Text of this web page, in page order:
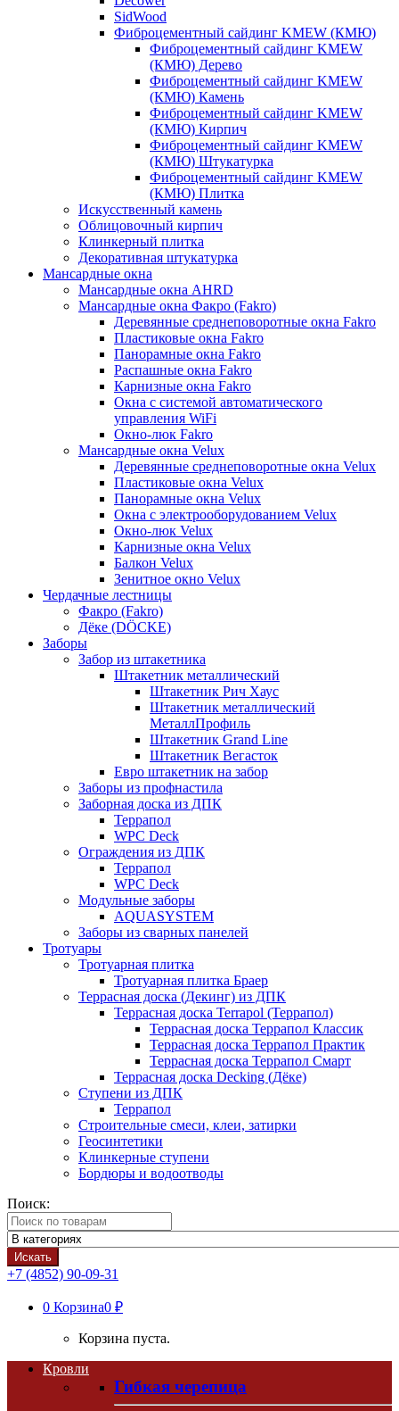
SidWood
Фиброцементный сайдинг KMEW (КМЮ)
Фиброцементный сайдинг KMEW
(КМЮ) Дерево
Фиброцементный сайдинг KMEW
(КМЮ) Камень
Фиброцементный сайдинг KMEW
(КМЮ) Кирпич
Фиброцементный сайдинг KMEW
(КМЮ) Штукатурка
Фиброцементный сайдинг KMEW
(КМЮ) Плитка
Искусственный камень
Облицовочный кирпич
Клинкерный плитка
Декоративная штукатурка
Мансардные окна
Мансардные окна AHRD
Мансардные окна Факро (Fakro)
Деревянные среднеповоротные окна Fakro
Пластиковые окна Fakro
Панорамные окна Fakro
Распашные окна Fakro
Карнизные окна Fakro
Окна с системой автоматического
управления WiFi
Окно-люк Fakro
Мансардные окна Velux
Деревянные среднеповоротные окна Velux
Пластиковые окна Velux
Панорамные окна Velux
Окна с электрооборудованием Velux
Окно-люк Velux
Карнизные окна Velux
Балкон Velux
Зенитное окно Velux
Чердачные лестницы
Факро (Fakro)
Дёке (DÖCKE)
Заборы
Забор из штакетника
Штакетник металлический
Штакетник Рич Хаус
Штакетник металлический
МеталлПрофиль
Штакетник Grand Line
Штакетник Вегасток
Евро штакетник на забор
Заборы из профнастила
Заборная доска из ДПК
Террапол
WPC Deck
Ограждения из ДПК
Террапол
WPC Deck
Модульные заборы
AQUASYSTEM
Заборы из сварных панелей
Тротуары
Тротуарная плитка
Тротуарная плитка Браер
Террасная доска (Декинг) из ДПК
Террасная доска Terrapol (Террапол)
Террасная доска Террапол Классик
Террасная доска Террапол Практик
Террасная доска Террапол Смарт
Террасная доска Decking (Дёке)
Ступени из ДПК
Террапол
Строительные смеси, клеи, затирки
Геосинтетики
Клинкерные ступени
Бордюры и водоотводы
Поиск:
Искать
+7 (4852) 90-09-31
0 Корзина0 ₽
Корзина пуста.
Кровли
Гибкая черепица